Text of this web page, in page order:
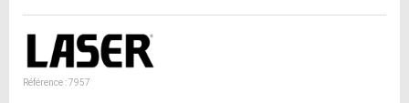
Référence : 7957